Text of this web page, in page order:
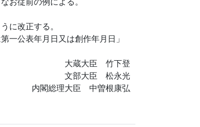
に改正する。
一公表年月日又は創作年月日」
大蔵大臣 竹下登
文部大臣 松永光
内閣総理大臣 中曽根康弘